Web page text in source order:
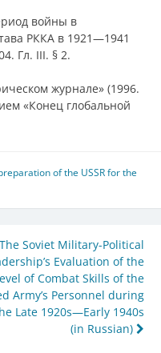
войны в
РККА в 1921—1941
Гл. III. § 2.
журнале» (1996.
«Конец глобальной
of the USSR for the
The Soviet Military-Political
Evaluation of the
of Combat Skills of the
Army’s Personnel during
Late 1920s—Early 1940s
(in Russian)